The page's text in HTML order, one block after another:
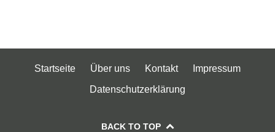
Startseite Über uns Kontakt
Impressum
Datenschutzerklärung
BACK TO TOP